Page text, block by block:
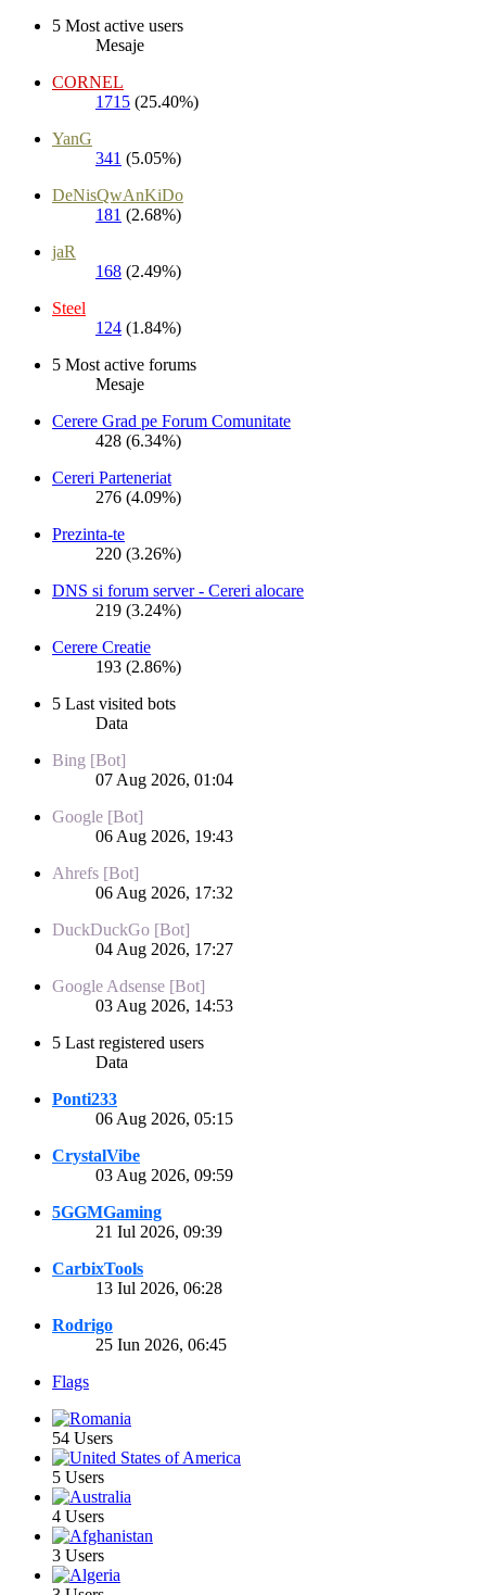
5 Most active users
Mesaje
CORNEL
1715 (25.40%)
YanG
341 (5.05%)
DeNisQwAnKiDo
181 (2.68%)
jaR
168 (2.49%)
Steel
124 (1.84%)
5 Most active forums
Mesaje
Cerere Grad pe Forum Comunitate
428 (6.34%)
Cereri Parteneriat
276 (4.09%)
Prezinta-te
220 (3.26%)
DNS si forum server - Cereri alocare
219 (3.24%)
Cerere Creatie
193 (2.86%)
5 Last visited bots
Data
Bing [Bot]
07 Aug 2026, 01:04
Google [Bot]
06 Aug 2026, 19:43
Ahrefs [Bot]
06 Aug 2026, 17:32
DuckDuckGo [Bot]
04 Aug 2026, 17:27
Google Adsense [Bot]
03 Aug 2026, 14:53
5 Last registered users
Data
Ponti233
06 Aug 2026, 05:15
CrystalVibe
03 Aug 2026, 09:59
5GGMGaming
21 Iul 2026, 09:39
CarbixTools
13 Iul 2026, 06:28
Rodrigo
25 Iun 2026, 06:45
Flags
54 Users
5 Users
4 Users
3 Users